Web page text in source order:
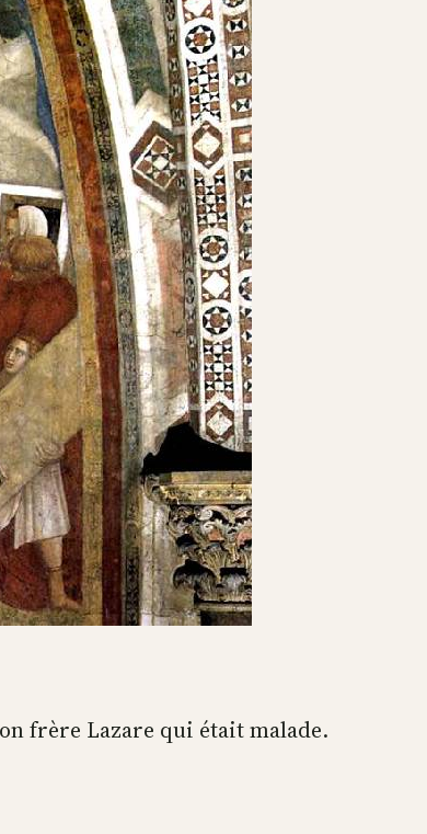
frère Lazare qui était malade.